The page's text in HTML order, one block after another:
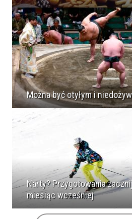
Można być otyłym i
Narty? Przygotowania
miesiąc wcześniej